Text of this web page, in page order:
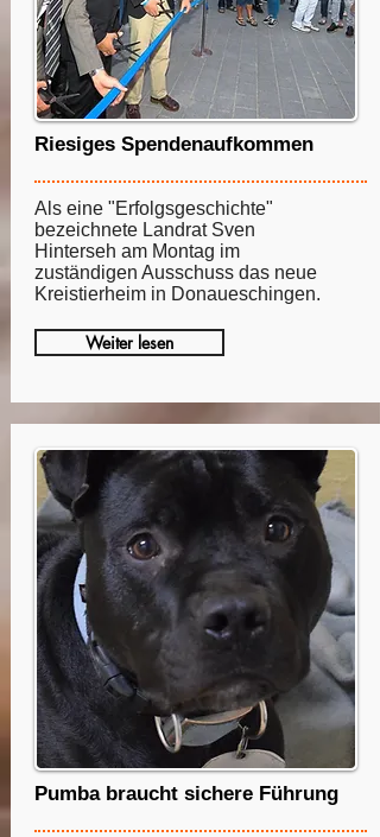
Riesiges Spendenaufkommen
Als eine "Erfolgsgeschichte"
bezeichnete Landrat Sven
Hinterseh am Montag im
zuständigen Ausschuss das neue
Kreistierheim in Donaueschingen.
Weiter lesen
Pumba braucht sichere Führung